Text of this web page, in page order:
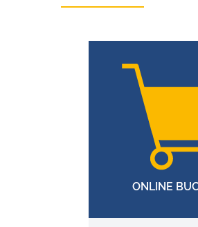
ONLINE